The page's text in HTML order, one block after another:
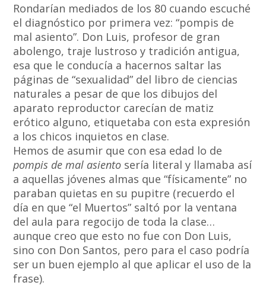
Rondarían mediados de los 80 cuando escuché
el diagnóstico por primera vez: “pompis de
mal asiento”. Don Luis, profesor de gran
abolengo, traje lustroso y tradición antigua,
esa que le conducía a hacernos saltar las
páginas de “sexualidad” del libro de ciencias
naturales a pesar de que los dibujos del
aparato reproductor carecían de matiz
erótico alguno, etiquetaba con esta expresión
a los chicos inquietos en clase.
Hemos de asumir que con esa edad lo de
pompis de mal asiento sería literal y llamaba así
a aquellas jóvenes almas que “físicamente” no
paraban quietas en su pupitre (recuerdo el
día en que “el Muertos” saltó por la ventana
del aula para regocijo de toda la clase…
aunque creo que esto no fue con Don Luis,
sino con Don Santos, pero para el caso podría
ser un buen ejemplo al que aplicar el uso de la
frase).